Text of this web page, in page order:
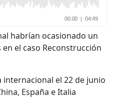
habrían ocasionado un
el caso Reconstrucción
internacional el 22 de junio
España e Italia